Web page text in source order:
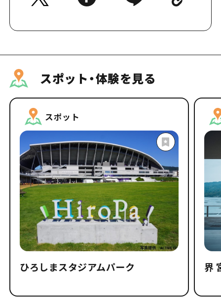
スポット・体験を見る
スポット
ひろしまスタジアムパーク 界